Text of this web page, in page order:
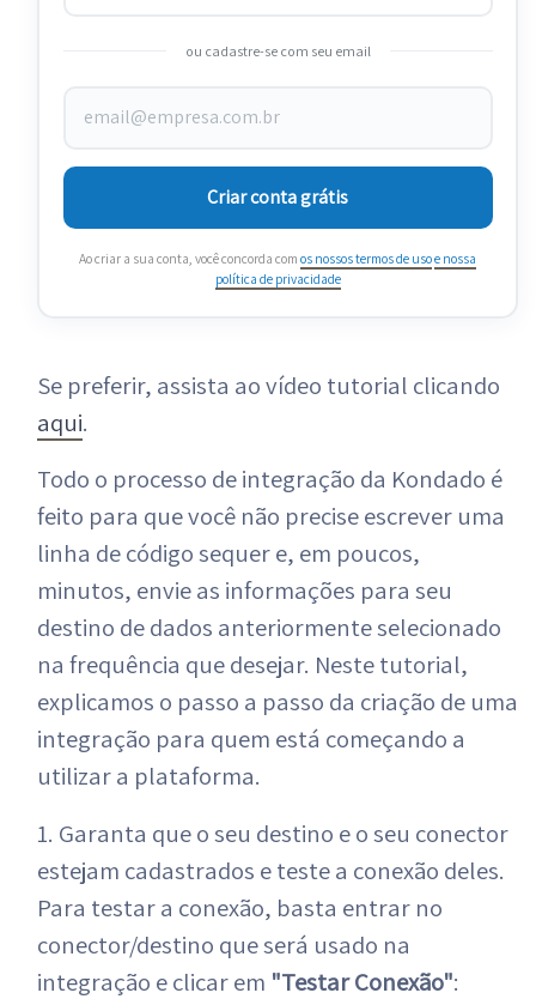
ou cadastre-se com seu email
Criar conta grátis
Ao criar a sua conta, você concorda com os nossos termos de usoe nossa
política de privacidade
Se preferir, assista ao vídeo tutorial clicando
aqui.
Todo o processo de integração da Kondado é
feito para que você não precise escrever uma
linha de código sequer e, em poucos,
minutos, envie as informações para seu
destino de dados anteriormente selecionado
na frequência que desejar. Neste tutorial,
explicamos o passo a passo da criação de uma
integração para quem está começando a
utilizar a plataforma.
1. Garanta que o seu destino e o seu conector
estejam cadastrados e teste a conexão deles.
Para testar a conexão, basta entrar no
conector/destino que será usado na
integração e clicar em "Testar Conexão":